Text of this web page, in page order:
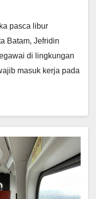
pasca libur
Batam, Jefridin
di lingkungan
masuk kerja pada